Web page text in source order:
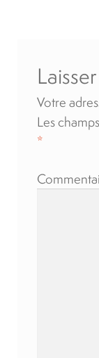
À propos
Blog
Votre
Les
*